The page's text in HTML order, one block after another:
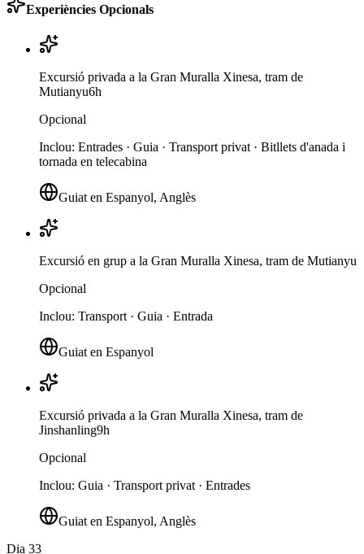
Experiències Opcionals
Excursió privada a la Gran Muralla Xinesa, tram de
Mutianyu6h
Opcional
Inclou: Entrades · Guia · Transport privat · Bitllets d'anada i
tornada en telecabina
Guiat en Espanyol, Anglès
Excursió en grup a la Gran Muralla Xinesa, tram de Mutianyu
Opcional
Inclou: Transport · Guia · Entrada
Guiat en Espanyol
Excursió privada a la Gran Muralla Xinesa, tram de
Jinshanling9h
Opcional
Inclou: Guia · Transport privat · Entrades
Guiat en Espanyol, Anglès
Dia 33